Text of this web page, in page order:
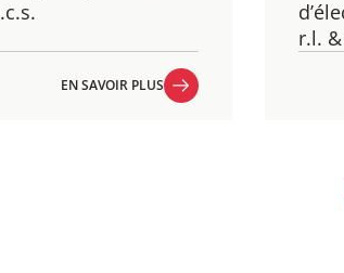
EN SAVOIR PLUS
r.l.